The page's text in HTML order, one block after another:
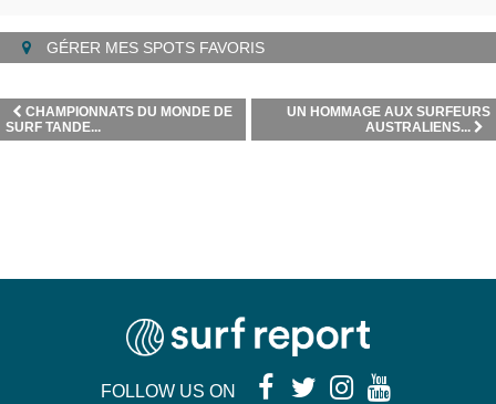
GÉRER MES SPOTS FAVORIS
UN HOMMAGE AUX SURFEURS
AUSTRALIENS...
CHAMPIONNATS DU MONDE DE
SURF TANDE...
FOLLOW US ON